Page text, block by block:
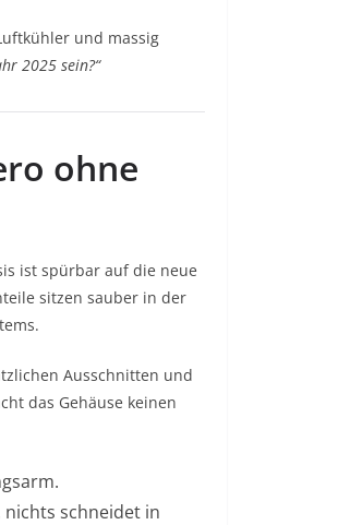
und massig
2025 sein?“
ohne
ist spürbar auf die neue
sitzen sauber in der
Ausschnitten und
das Gehäuse keinen
schneidet in